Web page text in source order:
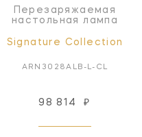
Перезаряжаемая
настольная лампа
Signature Collection
ARN3028ALB-L-CL
98 814 ₽